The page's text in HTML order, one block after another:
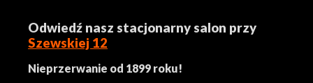
Odwiedź nasz stacjonarny salon przy
Szewskiej 12
Nieprzerwanie od 1899 roku!